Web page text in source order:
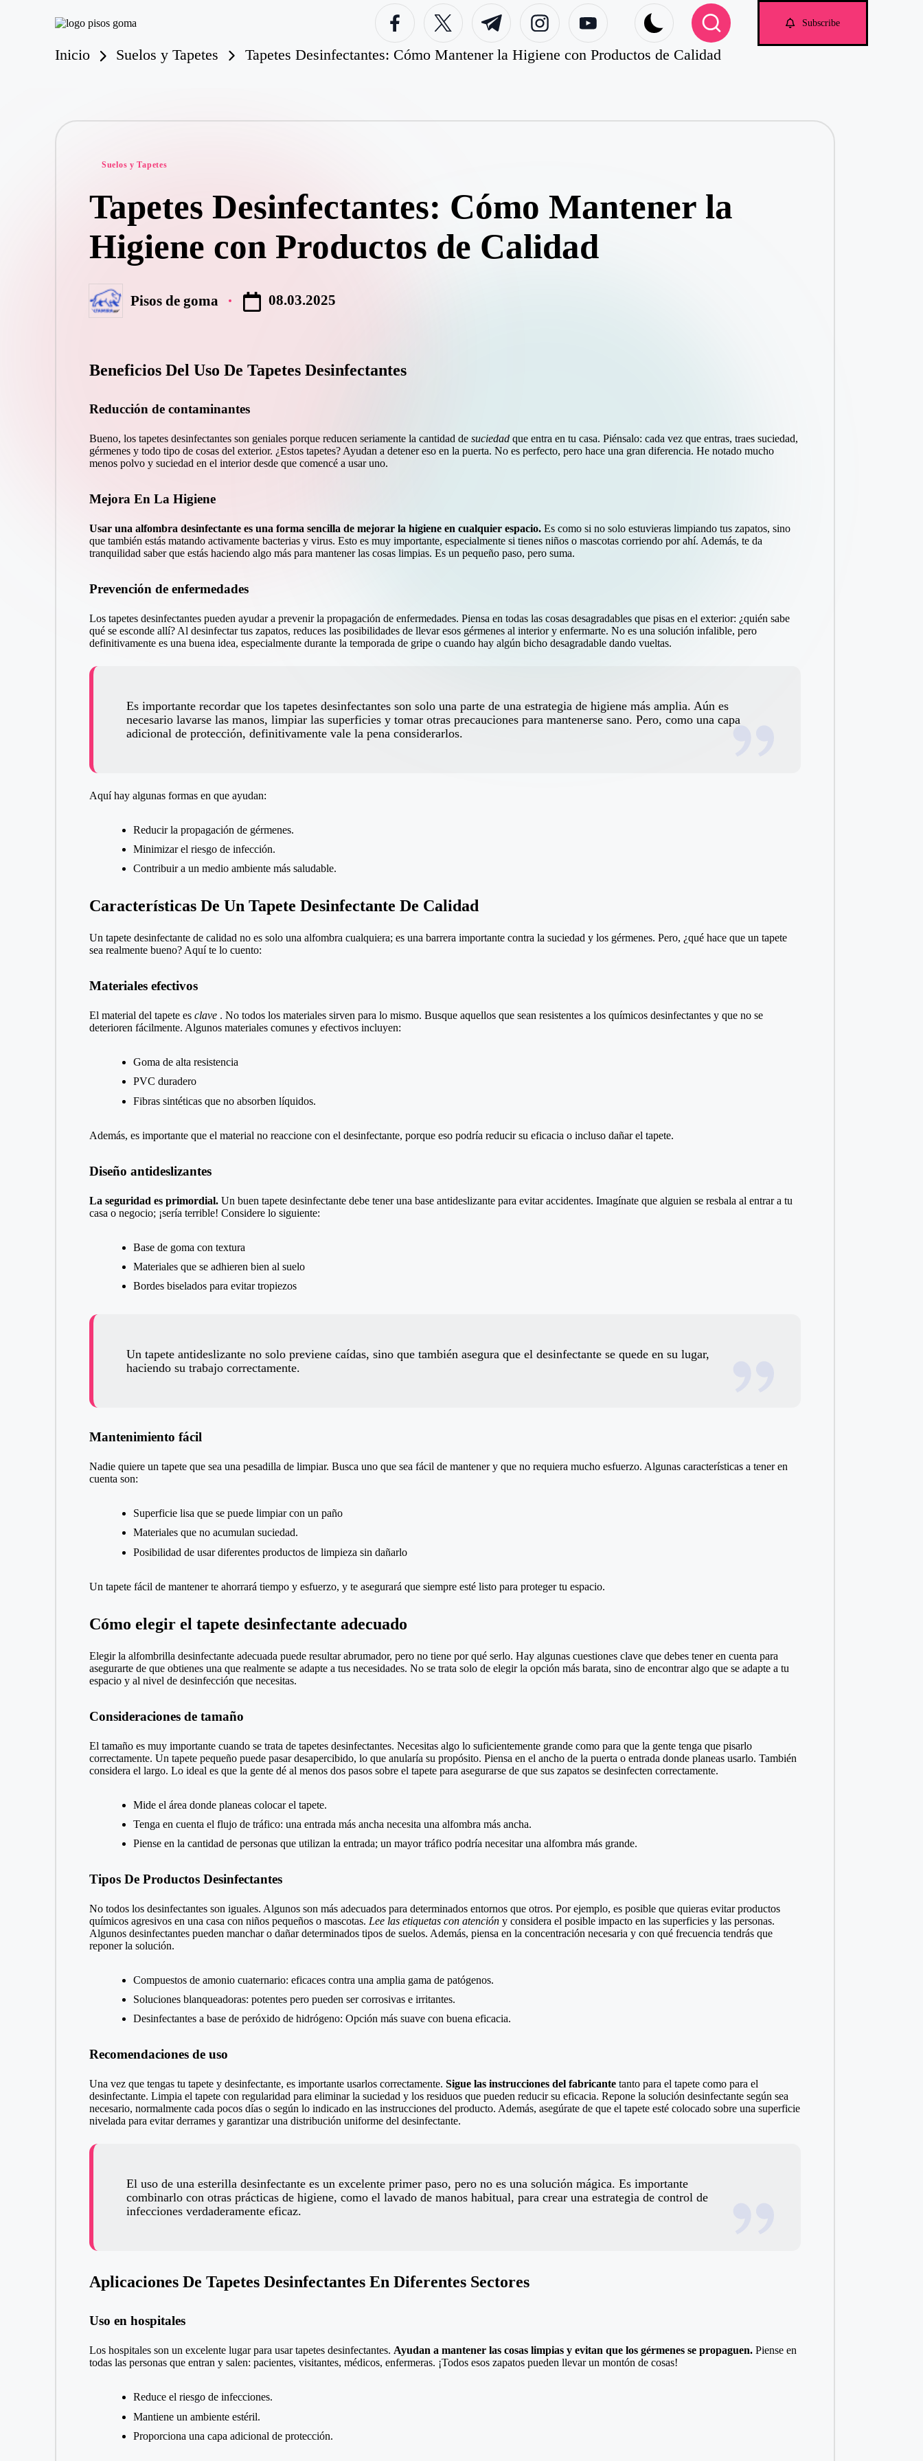
is
o
o
facebook.comtwitter.com instagram.comyoutube.com
Subscribe
Inicio Suelos y Tapetes Tapetes Desinfectantes: Cómo Mantener la Higiene con Productos de Calidad
Publicado
Suelos y Tapetes
Tapetes Desinfectantes: Cómo Mantener la
Higiene con Productos de Calidad
Publicado
por
Pisos de goma 08.03.2025
Beneficios Del Uso De Tapetes Desinfectantes
Reducción de contaminantes
Bueno, los tapetes desinfectantes son geniales porque reducen seriamente la cantidad de suciedadque entra en tu casa. Piénsalo: cada vez que entras, traes suciedad,
gérmenes y todo tipo de cosas del exterior. ¿Estos tapetes? Ayudan a detener eso en la puerta. No es perfecto, pero hace una gran diferencia. He notado mucho
menos polvo y suciedad en el interior desde que comencé a usar uno.
Mejora En La Higiene
Usar una alfombra desinfectante es una forma sencilla de mejorar la higiene en cualquier espacio.Es como si no solo estuvieras limpiando tus zapatos, sino
que también estás matando activamente bacterias y virus. Esto es muy importante, especialmente si tienes niños o mascotas corriendo por ahí. Además, te da
tranquilidad saber que estás haciendo algo más para mantener las cosas limpias. Es un pequeño paso, pero suma.
Prevención de enfermedades
Los tapetes desinfectantes pueden ayudar a prevenir la propagación de enfermedades. Piensa en todas las cosas desagradables que pisas en el exterior: ¿quién sabe
qué se esconde allí? Al desinfectar tus zapatos, reduces las posibilidades de llevar esos gérmenes al interior y enfermarte. No es una solución infalible, pero
definitivamente es una buena idea, especialmente durante la temporada de gripe o cuando hay algún bicho desagradable dando vueltas.
Es importante recordar que los tapetes desinfectantes son solo una parte de una estrategia de higiene más amplia. Aún es
necesario lavarse las manos, limpiar las superficies y tomar otras precauciones para mantenerse sano. Pero, como una capa
adicional de protección, definitivamente vale la pena considerarlos.
Aquí hay algunas formas en que ayudan:
Reducir la propagación de gérmenes.
Minimizar el riesgo de infección.
Contribuir a un medio ambiente más saludable.
Características De Un Tapete Desinfectante De Calidad
Un tapete desinfectantede calidad no es solo una alfombra cualquiera; es una barrera importante contra la suciedad y los gérmenes. Pero, ¿qué hace que un tapete
sea realmente bueno? Aquí te lo cuento:
Materiales efectivos
El material del tapete es clave. No todos los materiales sirven para lo mismo. Busque aquellos que sean resistentes a los químicos desinfectantes y que no se
deterioren fácilmente. Algunos materiales comunes y efectivos incluyen:
Goma de alta resistencia
PVC duradero
Fibras sintéticas que no absorben líquidos.
Además, es importante que el material no reaccione con el desinfectante, porque eso podría reducir su eficacia o incluso dañar el tapete.
Diseño antideslizantes
La seguridad es primordial.Un buen tapete desinfectante debe tener una base antideslizante para evitar accidentes. Imagínate que alguien se resbala al entrar a tu
casa o negocio; ¡sería terrible! Considere lo siguiente:
Base de goma con textura
Materiales que se adhieren bien al suelo
Bordes biselados para evitar tropiezos
Un tapete antideslizante no solo previene caídas, sino que también asegura que el desinfectante se quede en su lugar,
haciendo su trabajo correctamente.
Mantenimiento fácil
Nadie quiere un tapete que sea una pesadilla de limpiar. Busca uno que sea fácil de mantener y que no requiera mucho esfuerzo. Algunas características a tener en
cuenta son:
Superficie lisa que se puede limpiar con un paño
Materiales que no acumulan suciedad.
Posibilidad de usar diferentes productos de limpieza sin dañarlo
Un tapete fácil de mantener te ahorrará tiempo y esfuerzo, y te asegurará que siempre esté listo para proteger tu espacio.
Cómo elegir el tapete desinfectante adecuado
Elegir la alfombrilla desinfectante adecuada puede resultar abrumador, pero no tiene por qué serlo. Hay algunas cuestiones clave que debes tener en cuenta para
asegurarte de que obtienes una que realmente se adapte a tus necesidades. No se trata solo de elegir la opción más barata, sino de encontrar algo que se adapte a tu
espacio y al nivel de desinfección que necesitas.
Consideraciones de tamaño
El tamaño es muy importante cuando se trata de tapetes desinfectantes. Necesitas algo lo suficientemente grande como para que la gente tenga que pisarlo
correctamente. Un tapete pequeño puede pasar desapercibido, lo que anularía su propósito. Piensa en el ancho de la puerta o entrada donde planeas usarlo. También
considera el largo. Lo ideal es que la gente dé al menos dos pasos sobre el tapete para asegurarse de que sus zapatos se desinfecten correctamente.
Mide el área donde planeas colocar el tapete.
Tenga en cuenta el flujo de tráfico: una entrada más ancha necesita una alfombra más ancha.
Piense en la cantidad de personas que utilizan la entrada; un mayor tráfico podría necesitar una alfombra más grande.
Tipos De Productos Desinfectantes
No todos los desinfectantes son iguales. Algunos son más adecuados para determinados entornos que otros. Por ejemplo, es posible que quieras evitar productos
químicos agresivos en una casa con niños pequeños o mascotas. Lee las etiquetas con atencióny considera el posible impacto en las superficies y las personas.
Algunos desinfectantes pueden manchar o dañar determinados tipos de suelos. Además, piensa en la concentración necesaria y con qué frecuencia tendrás que
reponer la solución.
Compuestos de amonio cuaternario: eficaces contra una amplia gama de patógenos.
Soluciones blanqueadoras: potentes pero pueden ser corrosivas e irritantes.
Desinfectantes a base de peróxido de hidrógeno: Opción más suave con buena eficacia.
Recomendaciones de uso
Una vez que tengas tu tapete y desinfectante, es importante usarlos correctamente. Sigue las instrucciones del fabricantetanto para el tapete como para el
desinfectante. Limpia el tapete con regularidad para eliminar la suciedad y los residuos que pueden reducir su eficacia. Repone la solución desinfectante según sea
necesario, normalmente cada pocos días o según lo indicado en las instrucciones del producto. Además, asegúrate de que el tapete esté colocado sobre una superficie
nivelada para evitar derrames y garantizar una distribución uniforme del desinfectante.
El uso de una esterilla desinfectante es un excelente primer paso, pero no es una solución mágica. Es importante
combinarlo con otras prácticas de higiene, como el lavado de manos habitual, para crear una estrategia de control de
infecciones verdaderamente eficaz.
Aplicaciones De Tapetes Desinfectantes En Diferentes Sectores
Uso en hospitales
Los hospitales son un excelente lugar para usar tapetes desinfectantes. Ayudan a mantener las cosas limpias y evitan que los gérmenes se propaguen.Piense en
todas las personas que entran y salen: pacientes, visitantes, médicos, enfermeras. ¡Todos esos zapatos pueden llevar un montón de cosas!
Reduce el riesgo de infecciones.
Mantiene un ambiente estéril.
Proporciona una capa adicional de protección.